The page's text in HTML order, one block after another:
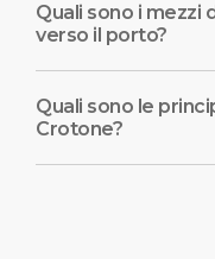
Quali sono i mezzi
verso il porto?
Quali sono le
Crotone?